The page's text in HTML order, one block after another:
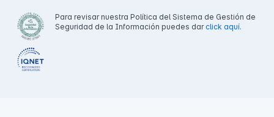
Para revisar nuestra Política del Sistema de Gestión de
Seguridad de la Información puedes darclick aquí.